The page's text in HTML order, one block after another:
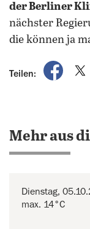
der Berliner
nächster
die können ja
Teilen:
auf
Mehr aus
Dienstag,
max. 14°C